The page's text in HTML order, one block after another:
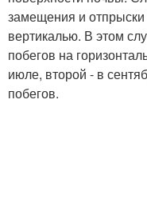
замещения и отпрыски
вертикалью. В этом
побегов на
июле, второй - в
побегов.